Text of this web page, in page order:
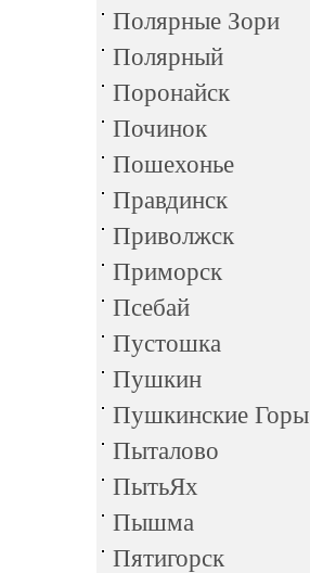
Полярные Зори
Полярный
Поронайск
Починок
Пошехонье
Правдинск
Приволжск
Приморск
Псебай
Пустошка
Пушкин
Пушкинские Горы
Пыталово
ПытьЯх
Пышма
Пятигорск